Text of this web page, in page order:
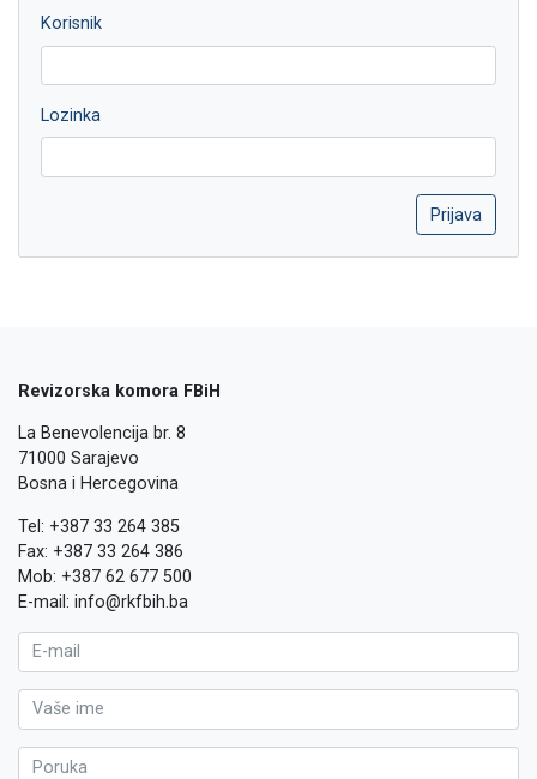
Korisnik
Lozinka
Revizorska komora FBiH
La Benevolencija br. 8
71000 Sarajevo
Bosna i Hercegovina
Tel: +387 33 264 385
Fax: +387 33 264 386
Mob: +387 62 677 500
E-mail: info@rkfbih.ba